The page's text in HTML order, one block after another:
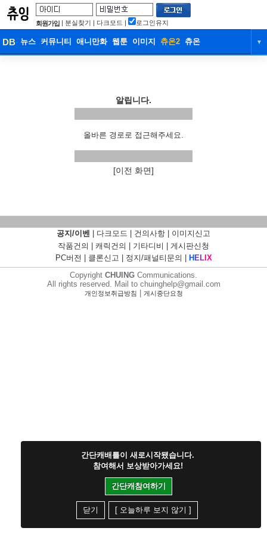
회원가입 | 분실찾기 | 다크모드 | 로그인유지
DB 뉴스 커뮤니티 애니만화 웹툰 이미지 츄온2 츄온 ▼
알립니다.
올바른 경로로 접근해주세요.
[이전 화면]
공지/이벤 다크모드 건의사항
이미지신고
작품건의
캐릭건의 기타디비
게시판신청
PC버전
클론신고 정지/패널티문의 H ELI X
Copyright CHUING Communications.
All rights reserved. Mail to chuinghelp@gmail.com
개인정보취급방침 게시중단요청
간단캐배틀이 새로시작됐습니다.
참여해서 보상받아가세요!
간단캐참여하기
닫기 [ 오늘하루 보지 않기 ]